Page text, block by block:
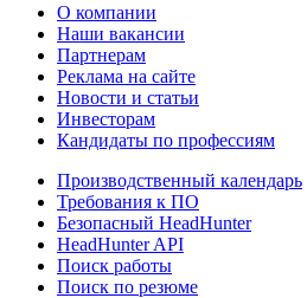
О компании
Наши вакансии
Партнерам
Реклама на сайте
Новости и статьи
Инвесторам
Кандидаты по профессиям
Производственный календарь
Требования к ПО
Безопасный HeadHunter
HeadHunter API
Поиск работы
Поиск по резюме